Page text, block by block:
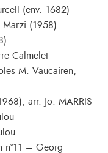
(env. 1682)
(1958)
Calmelet
M. Vaucairen,
arr. Jo. MARRIS
n°11 – Georg